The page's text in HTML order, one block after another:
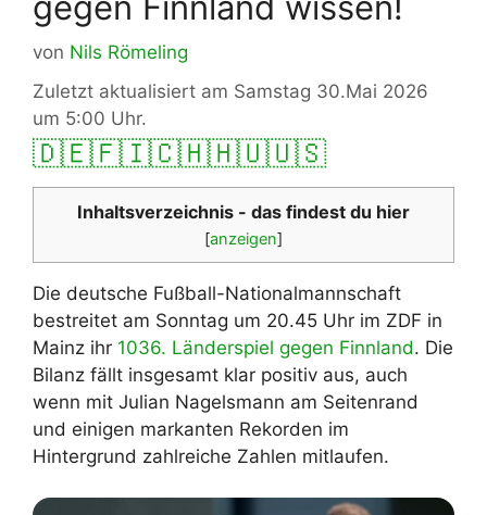
von Nils Römeling
Zuletzt aktualisiert am Samstag 30.Mai 2026
um 5:00 Uhr.
🇩🇪🇫🇮🇨🇭🇭🇺🇺🇸
Inhaltsverzeichnis - das findest du hier
[anzeigen]
Die deutsche Fußball-Nationalmannschaft
bestreitet am Sonntag um 20.45 Uhr im ZDF in
Mainz ihr 1036. Länderspiel gegen Finnland. Die
Bilanz fällt insgesamt klar positiv aus, auch
wenn mit Julian Nagelsmann am Seitenrand
und einigen markanten Rekorden im
Hintergrund zahlreiche Zahlen mitlaufen.